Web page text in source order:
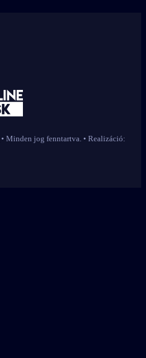
• Minden jog fenntartva. • Realizáció: